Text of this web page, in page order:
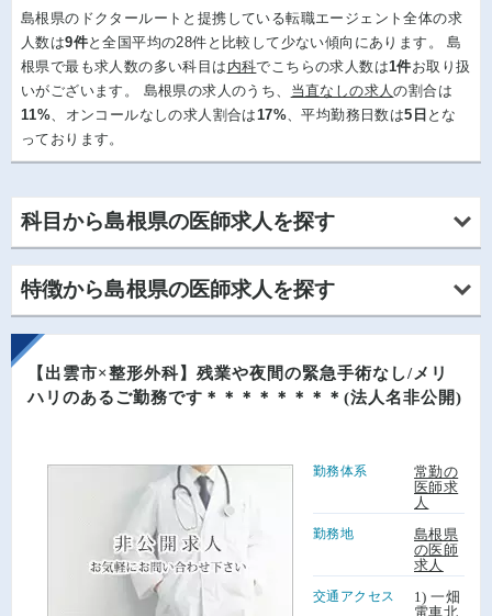
島根県のドクタールートと提携している転職エージェント全体の求
人数は9件と全国平均の28件と比較して少ない傾向にあります。 島
根県で最も求人数の多い科目は 内科でこちらの求人数は1件お取り扱
いがございます。 島根県の求人のうち、 当直なしの求人の割合は
11% 、オンコールなしの求人割合は 17% 、平均勤務日数は5日 とな
っております。
科目から島根県の医師求人を探す
島根県の呼吸器科求人- 3件 島根県の腎臓内科求人
島根県の内分泌・糖尿病・代謝内科求人
島根県の人工透析科求人- 2件 島根県の外科求人 - 1件
- 2件 島根県の放射線科求人
島根県のリハビリテーション科求人
特徴から島根県の医師求人を探す
島根県の専門医取得可の求人
島根県の指定医取得可の求人- 9件
島根県の学会補助ありの求人- 12件 島根県の年齢不問の求人- 7件
島根県の外来のみの求人- 2件
【出雲市×整形外科】残業や夜間の緊急手術なし/メリ
ハリのあるご勤務です＊＊＊＊＊＊＊＊(法人名非公開)
勤務体系
常勤の
医師求
人
勤務地
島根県
の医師
求人
交通アクセス
1) 一畑
電車北